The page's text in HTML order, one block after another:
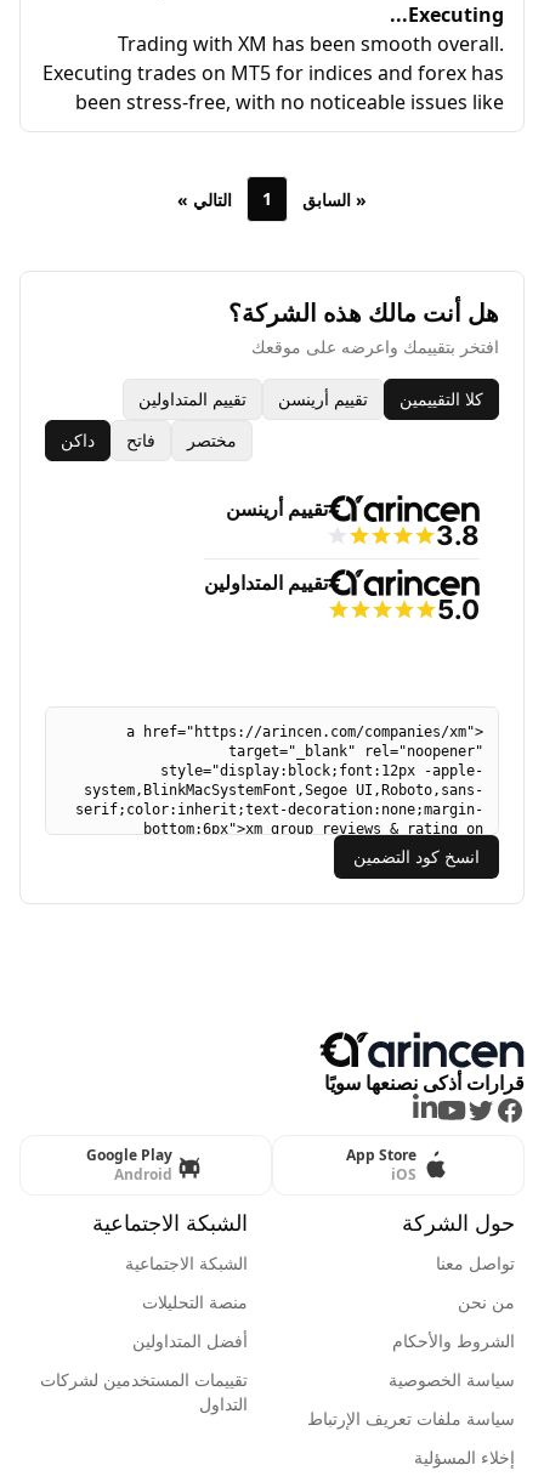
Executing...
Trading with XM has been smooth overall.
Executing trades on MT5 for indices and forex has
been stress-free, with no noticeable issues like
slippage or requotes—at least none that I
there are multiple methods available, and
approvals are fairly quick. My processing time
within reason. I opted for a credit card
withdrawal, knowing it wouldn’t be as fast as
crypto, for example.
« السابق 1 التالي »
هل أنت مالك هذه الشركة؟
افتخر بتقييمك واعرضه على موقعك
كلا التقييمين تقييم أرينسن
تقييم المتداولين
مختصر
فاتح داكن
انسخ كود التضمين
قرارات أذكى نصنعها سويًا
Facebook
Twitter
Youtube
LinkedIn
App Store
iOS
Google Play
Android
حول الشركة
تواصل معنا
من نحن
الشروط والأحكام
سياسة الخصوصية
سياسة ملفات تعريف الإرتباط
إخلاء المسؤلية
الشبكة الاجتماعية
الشبكة الاجتماعية
منصة التحليلات
أفضل المتداولين
تقييمات المستخدمين لشركات
التداول